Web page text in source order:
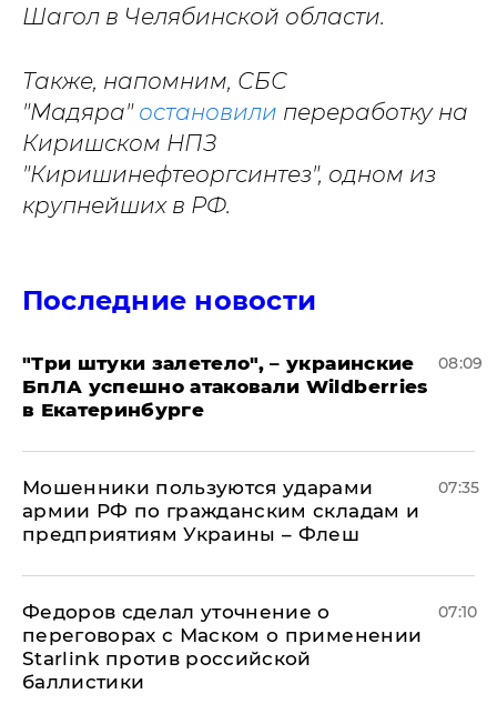
Шагол в Челябинской области.
Также, напомним, СБС
"Мадяра" остановили переработку на
Киришском НПЗ
"Киришинефтеоргсинтез", одном из
крупнейших в РФ.
Последние новости
"Три штуки залетело", – украинские
БпЛА успешно атаковали Wildberries
в Екатеринбурге
08:09
Мошенники пользуются ударами
армии РФ по гражданским складам и
предприятиям Украины – Флеш
07:35
Федоров сделал уточнение о
переговорах с Маском о применении
Starlink против российской
баллистики
07:10